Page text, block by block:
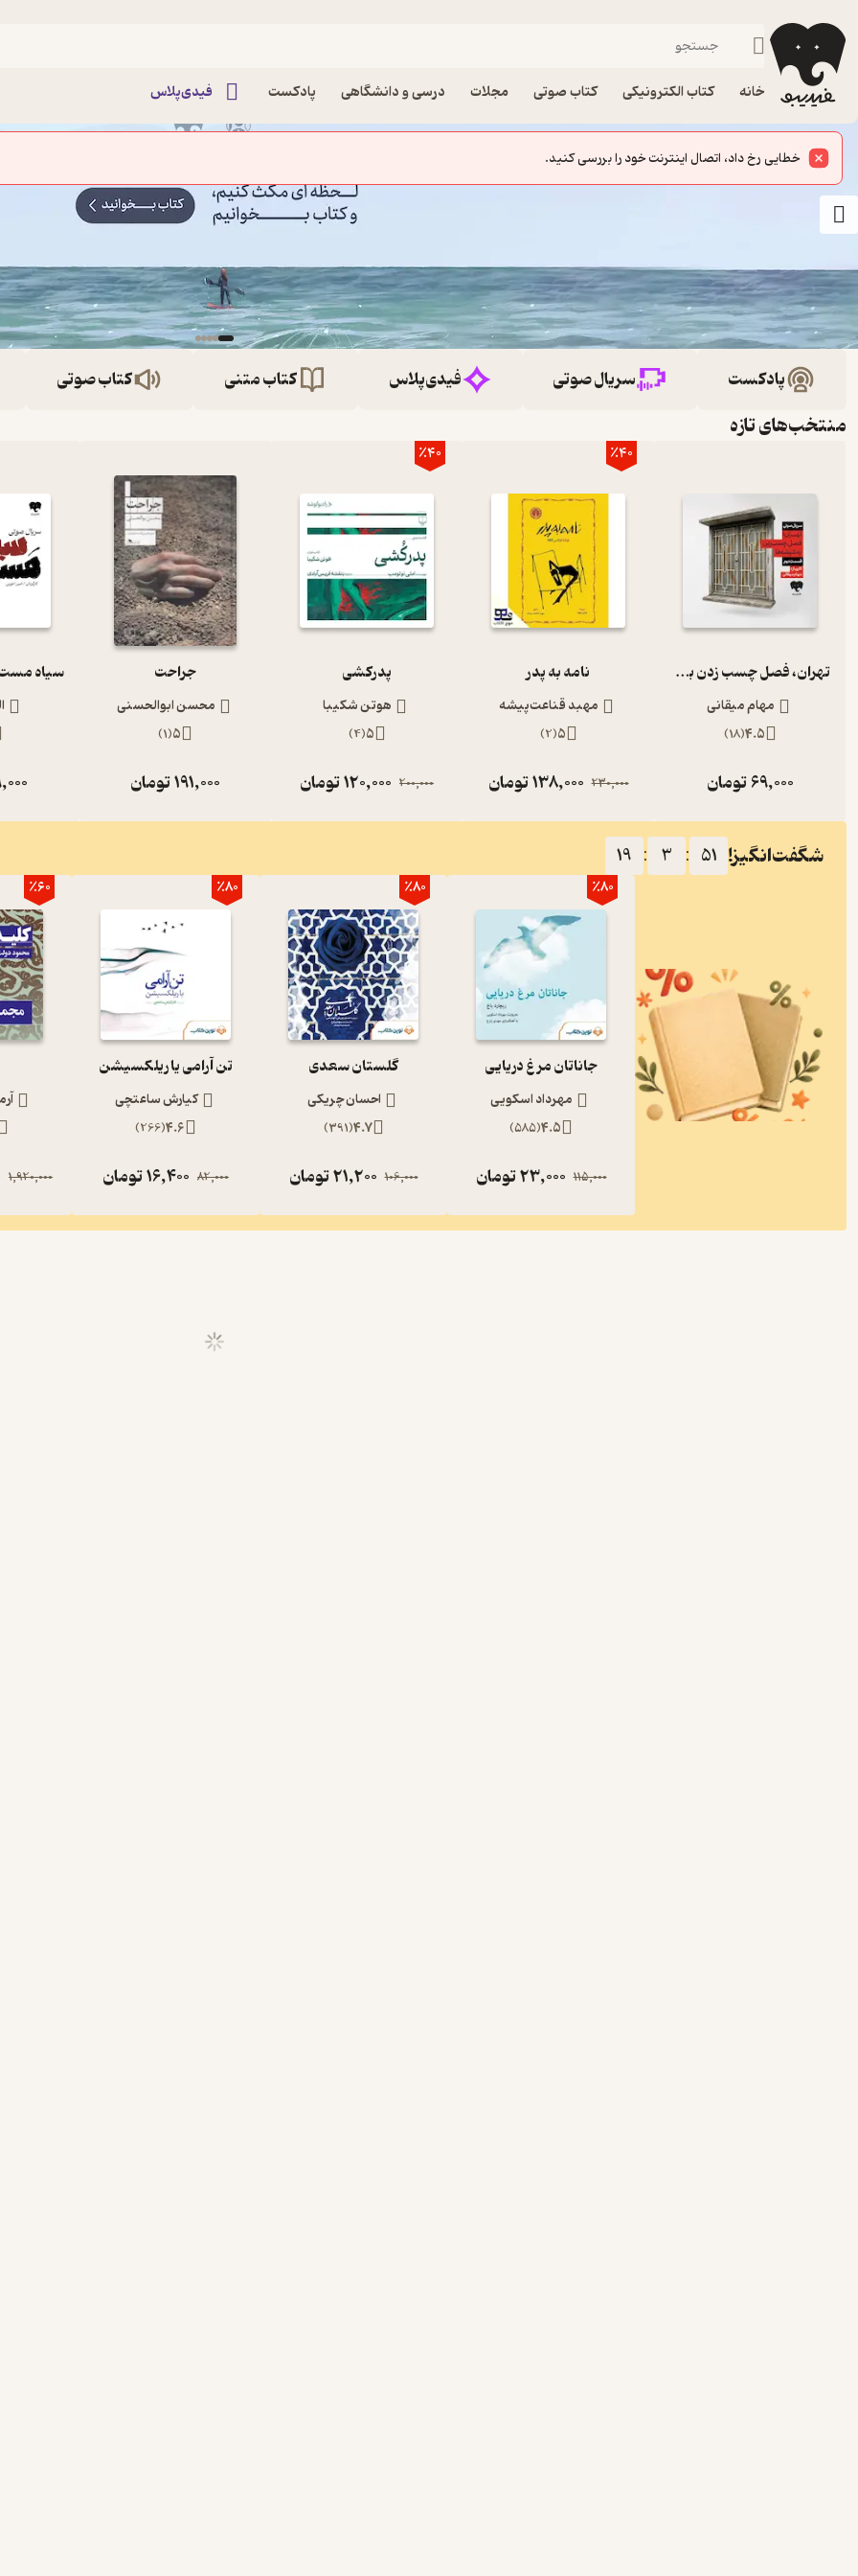
خانه کتاب الکترونیکی کتاب صوتی مجلات درسی و دانشگاهی پادکست فیدی‌پلاس
پادکست سریال صوتی فیدی‌پلاس کتاب متنی کتاب صوتی
منتخب‌های تازه
تهران، فصل چسب زدن به شیشه‌ها (قسمت دوم)
مهام میقانی
4.5
(
18
)
69,000تومان
٪40
نامه به پدر
مهبد قناعت‌پیشه
5
(
2
)
230,000
138,000تومان
٪40
پدرکشی
هوتن شکیبا
5
(
4
)
200,000
120,000تومان
جراحت
محسن ابوالحسنی
5
(
1
)
191,000تومان
شگفت‌انگیز! 50
:
3
:
19
٪80
جاناتان مرغ دریایی
مهرداد اسکویی
4.5
(
585
)
115,000
23,000تومان
٪80
گلستان سعدی
احسان چریکی
4.7
(
391
)
106,000
21,200تومان
٪80
تن آرامی یا ریلکسیشن
کیارش ساعتچی
4.6
(
266
)
82,000
16,400تومان
٪60
1,920,000